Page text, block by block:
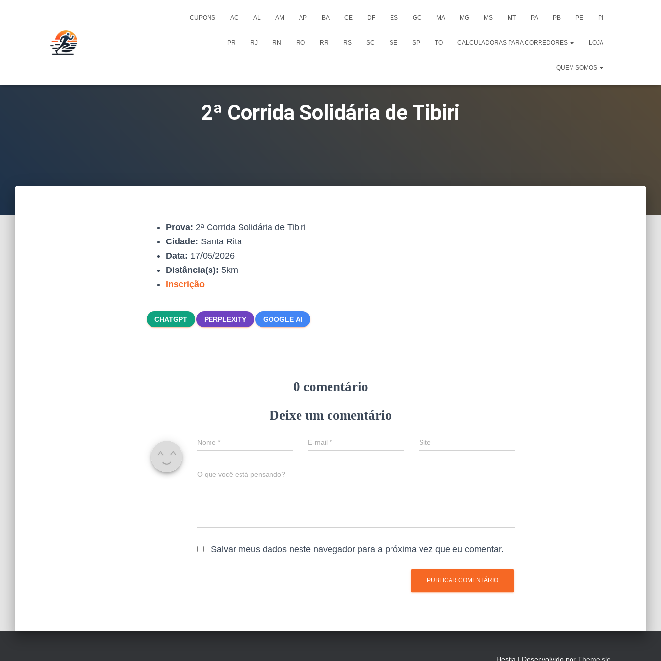
CUPONS AC AL AM AP BA CE DF ES GO MA MG MS MT PA PB PE PI
PR RJ RN RO RR RS SC SE SP TO CALCULADORAS PARA CORREDORES LOJA
QUEM SOMOS
2ª Corrida Solidária de Tibiri
Prova: 2ª Corrida Solidária de Tibiri
Cidade: Santa Rita
Data: 17/05/2026
Distância(s): 5km
Inscrição
CHATGPT PERPLEXITY GOOGLE AI
0 comentário
Deixe um comentário
Nome * E-mail* Site
O que você está pensando?
Salvar meus dados neste navegador para a próxima vez que eu comentar.
Hestia | Desenvolvido por ThemeIsle